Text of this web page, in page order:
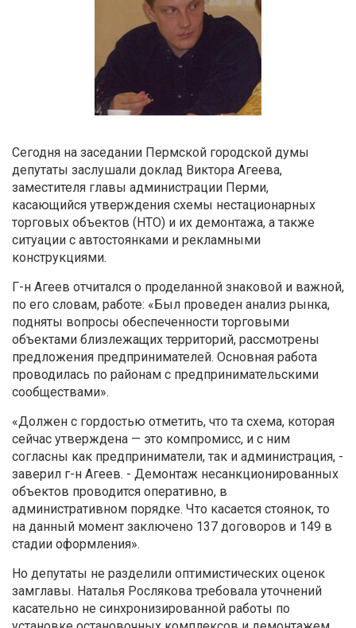
Сегодня на заседании Пермской городской думы
депутаты заслушали доклад Виктора Агеева,
заместителя главы администрации Перми,
касающийся утверждения схемы нестационарных
торговых объектов (НТО) и их демонтажа, а также
ситуации с автостоянками и рекламными
конструкциями.
Г-н Агеев отчитался о проделанной знаковой и важной,
по его словам, работе: «Был проведен анализ рынка,
подняты вопросы обеспеченности торговыми
объектами близлежащих территорий, рассмотрены
предложения предпринимателей. Основная работа
проводилась по районам с предпринимательскими
сообществами».
«Должен с гордостью отметить, что та схема, которая
сейчас утверждена — это компромисс, и с ним
согласны как предприниматели, так и администрация, -
заверил г-н Агеев. - Демонтаж несанкционированных
объектов проводится оперативно, в
административном порядке. Что касается стоянок, то
на данный момент заключено 137 договоров и 149 в
стадии оформления».
Но депутаты не разделили оптимистических оценок
замглавы. Наталья Рослякова требовала уточнений
касательно не синхронизированной работы по